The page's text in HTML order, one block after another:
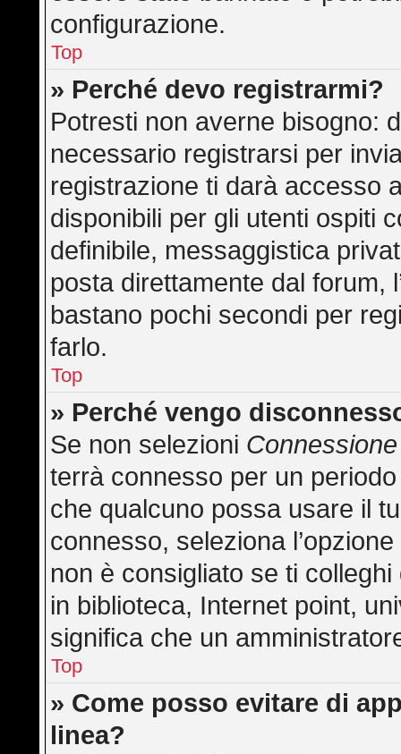
configurazione.
Top
» Perché devo registrarmi?
Potresti non averne bisogno:
necessario registrarsi per
registrazione ti darà accesso
disponibili per gli utenti ospiti
definibile, messaggistica
posta direttamente dal forum,
bastano pochi secondi per
farlo.
Top
» Perché vengo
Se non selezioni
terrà connesso per un
che qualcuno possa usare il
connesso, seleziona
non è consigliato se ti
in biblioteca, Internet point,
significa che un
Top
» Come posso evitare di
linea?